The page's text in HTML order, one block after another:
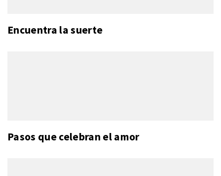
Encuentra la suerte
Pasos que celebran el amor